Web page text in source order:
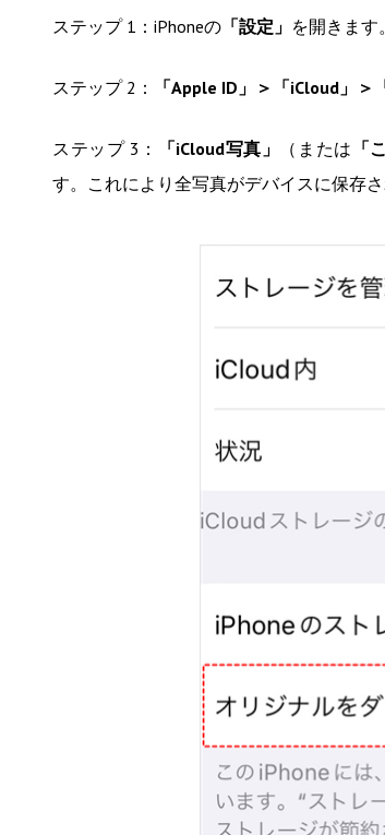
ステップ 1：iPhoneの 「設定」 を開きます。
ステップ 2： 「Apple ID」＞「iCloud」＞
ステップ 3： 「iCloud写真」 （または 「
す。これにより全写真がデバイスに保存